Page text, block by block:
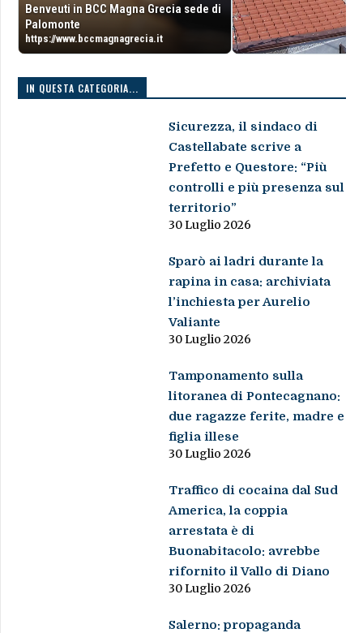
Benveuti in BCC Magna Grecia sede di
Palomonte
https://www.bccmagnagrecia.it
IN QUESTA CATEGORIA...
Sicurezza, il sindaco di
Castellabate scrive a
Prefetto e Questore: “Più
controlli e più presenza sul
territorio”
30 Luglio 2026
Sparò ai ladri durante la
rapina in casa: archiviata
l’inchiesta per Aurelio
Valiante
30 Luglio 2026
Tamponamento sulla
litoranea di Pontecagnano:
due ragazze ferite, madre e
figlia illese
30 Luglio 2026
Traffico di cocaina dal Sud
America, la coppia
arrestata è di
Buonabitacolo: avrebbe
rifornito il Vallo di Diano
30 Luglio 2026
Salerno: propaganda